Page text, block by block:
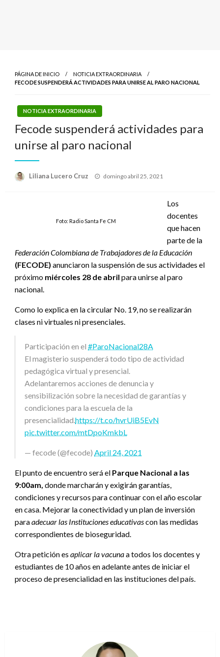
PÁGINA DE INICIO
NOTICIA EXTRAORDINARIA
FECODE SUSPENDERÁ ACTIVIDADES PARA UNIRSE AL PARO NACIONAL
NOTICIA EXTRAORDINARIA
Fecode suspenderá actividades para
unirse al paro nacional
Liliana Lucero Cruz
Publicado
domingo abril 25, 2021
Foto: Radio Santa Fe CM
Los
docentes
que hacen
parte de la
Federación Colombiana de Trabajadores de la Educación
(FECODE) anunciaron la suspensión de sus actividades el
próximo miércoles 28 de abril para unirse al paro
nacional.
Como lo explica en la circular No. 19, no se realizarán
clases ni virtuales ni presenciales.
Participación en el #ParoNacional28A
El magisterio suspenderá todo tipo de actividad
pedagógica virtual y presencial.
Adelantaremos acciones de denuncia y
sensibilización sobre la necesidad de garantías y
condiciones para la escuela de la
presencialidad.https://t.co/hvrUiB5EvN
pic.twitter.com/mtDpoKmkbL
— fecode (@fecode) April 24, 2021
El punto de encuentro será el Parque Nacional a las
9:00am, donde marcharán y exigirán garantías,
condiciones y recursos para continuar con el año escolar
en casa. Mejorar la conectividad y un plan de inversión
paraadecuar las Instituciones educativascon las medidas
correspondientes de bioseguridad.
Otra petición es aplicar la vacunaa todos los docentes y
estudiantes de 10 años en adelante antes de iniciar el
proceso de presencialidad en las instituciones del país.